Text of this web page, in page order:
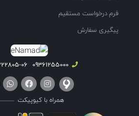
فرم درخواست مستقیم
پیگیری سفارش
09361255000
06 - 021
همراه با کیوپیکت